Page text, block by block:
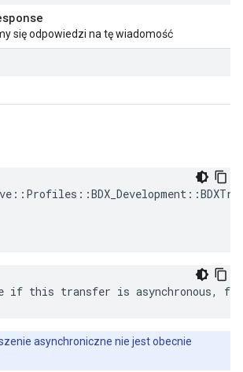
się odpowiedzi na tę wiadomość
if this transfer is asynchronous,
asynchroniczne nie jest obecnie